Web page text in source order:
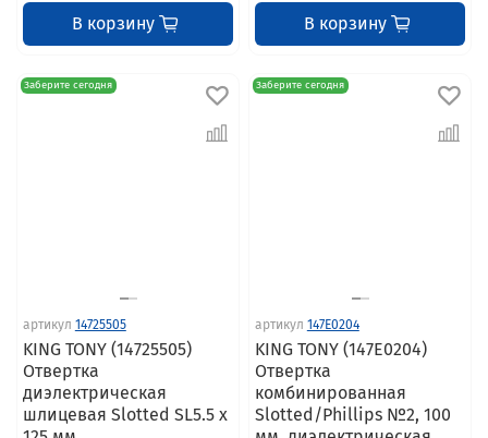
В корзину В корзину
Заберите сегодня
артикул 14725505
KING TONY (14725505)
Отвертка
диэлектрическая
шлицевая Slotted SL5.5 x
Заберите сегодня
артикул 147E0204
KING TONY (147E0204)
Отвертка
комбинированная
Slotted/Phillips №2, 100